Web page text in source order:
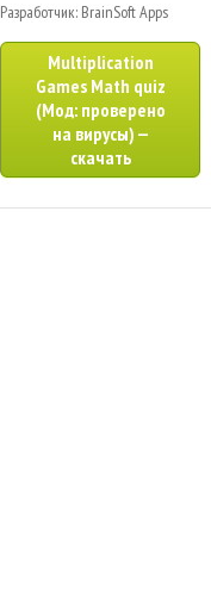
Разработчик: BrainSoft Apps
Multiplication
Games Math quiz
(Мод: проверено
на вирусы) —
скачать